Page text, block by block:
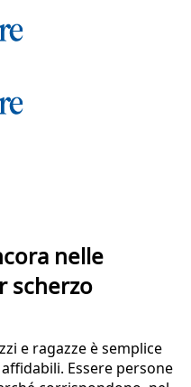
nelle
scherzo
e ragazze è semplice
Essere persone